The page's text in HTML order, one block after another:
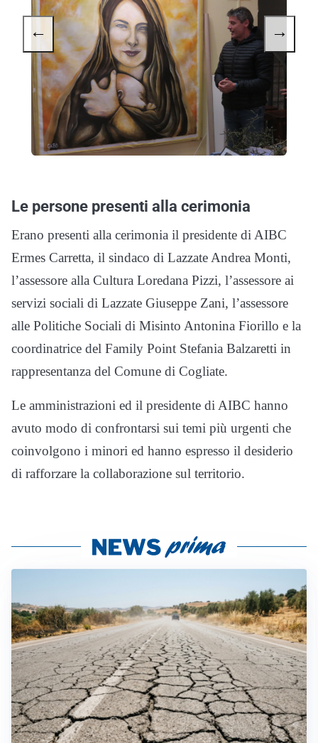
← →
Le persone presenti alla cerimonia
Erano presenti alla cerimonia il presidente di AIBC
Ermes Carretta, il sindaco di Lazzate Andrea Monti,
l’assessore alla Cultura Loredana Pizzi, l’assessore ai
servizi sociali di Lazzate Giuseppe Zani, l’assessore
alle Politiche Sociali di Misinto Antonina Fiorillo e la
coordinatrice del Family Point Stefania Balzaretti in
rappresentanza del Comune di Cogliate.
Le amministrazioni ed il presidente di AIBC hanno
avuto modo di confrontarsi sui temi più urgenti che
coinvolgono i minori ed hanno espresso il desiderio
di rafforzare la collaborazione sul territorio.